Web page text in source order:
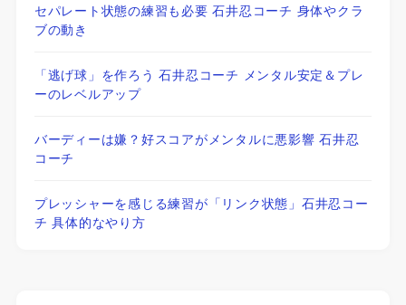
セパレート状態の練習も必要 石井忍コーチ 身体やクラ
ブの動き
「逃げ球」を作ろう 石井忍コーチ メンタル安定＆プレ
ーのレベルアップ
バーディーは嫌？好スコアがメンタルに悪影響 石井忍
コーチ
プレッシャーを感じる練習が「リンク状態」石井忍コー
チ 具体的なやり方